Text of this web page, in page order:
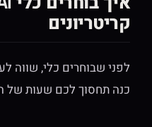
קריטריונים
לפני שבוחרים כלי, שווה
כנה תחסוך לכם שעות של